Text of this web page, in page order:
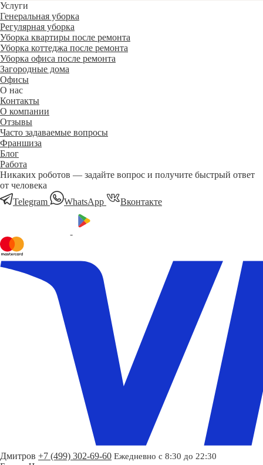
Услуги
Генеральная уборка
Регулярная уборка
Уборка квартиры после ремонта
Уборка коттеджа после ремонта
Уборка офиса после ремонта
Загородные дома
Офисы
О нас
Контакты
О компании
Отзывы
Часто задаваемые вопросы
Франшиза
Блог
Работа
Никаких роботов — задайте вопрос и получите быстрый ответ
от человека
Telegram
WhatsApp Вконтакте
Дмитров +7 (499) 302-69-60 Ежедневно с 8:30 до 22:30